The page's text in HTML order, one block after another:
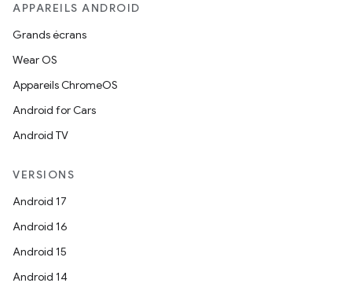
APPAREILS ANDROID
Grands écrans
Wear OS
Appareils ChromeOS
Android for Cars
Android TV
VERSIONS
Android 17
Android 16
Android 15
Android 14